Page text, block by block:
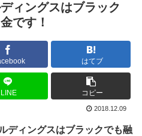
ィングスはブラック
です！
はてブ
LINE コピー
2018.12.09
ディングスはブラックでも融